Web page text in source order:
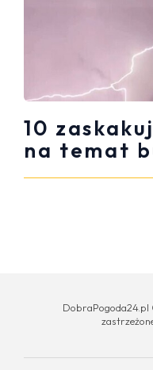
10
na temat